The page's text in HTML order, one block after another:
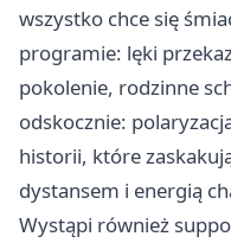
wszystko chce się
programie: lęki
pokolenie, rodzinne
odskocznie:
historii, które
dystansem i energią
Wystąpi również